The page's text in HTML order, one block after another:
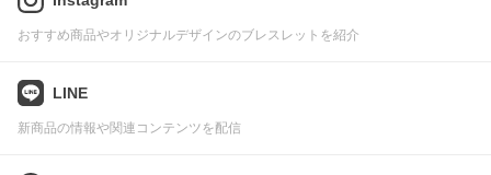
おすすめ商品やオリジナルデザインのブレスレットを紹介
LINE
新商品の情報や関連コンテンツを配信